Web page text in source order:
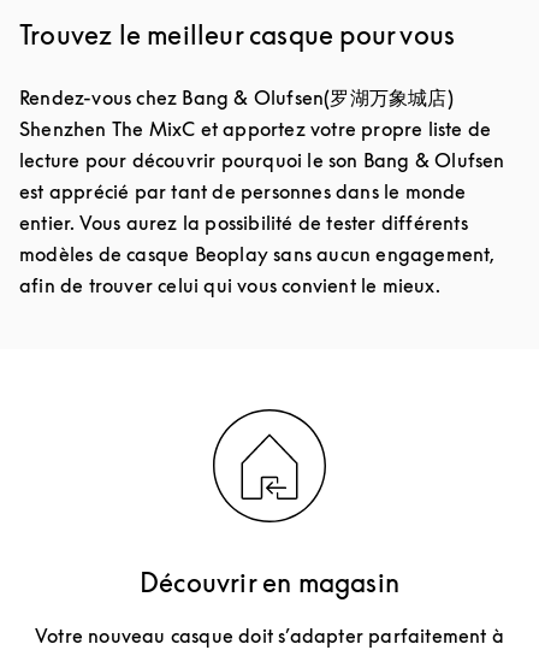
Trouvez le meilleur casque pour vous
Rendez-vous chez Bang & Olufsen(罗湖万象城店)
Shenzhen The MixC et apportez votre propre liste de
lecture pour découvrir pourquoi le son Bang & Olufsen
est apprécié par tant de personnes dans le monde
entier. Vous aurez la possibilité de tester différents
modèles de casque Beoplay sans aucun engagement,
afin de trouver celui qui vous convient le mieux.
Découvrir en magasin
Votre nouveau casque doit s’adapter parfaitement à